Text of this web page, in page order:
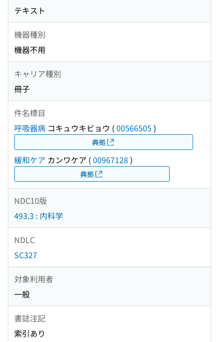
テキスト
機器種別
機器不用
キャリア種別
冊子
件名標目
呼吸器病 コキュウキビョウ (00566505 )
典拠
緩和ケア カンワケア (00967128 )
典拠
NDC10版
493.3 : 内科学
NDLC
SC327
対象利用者
一般
書誌注記
索引あり